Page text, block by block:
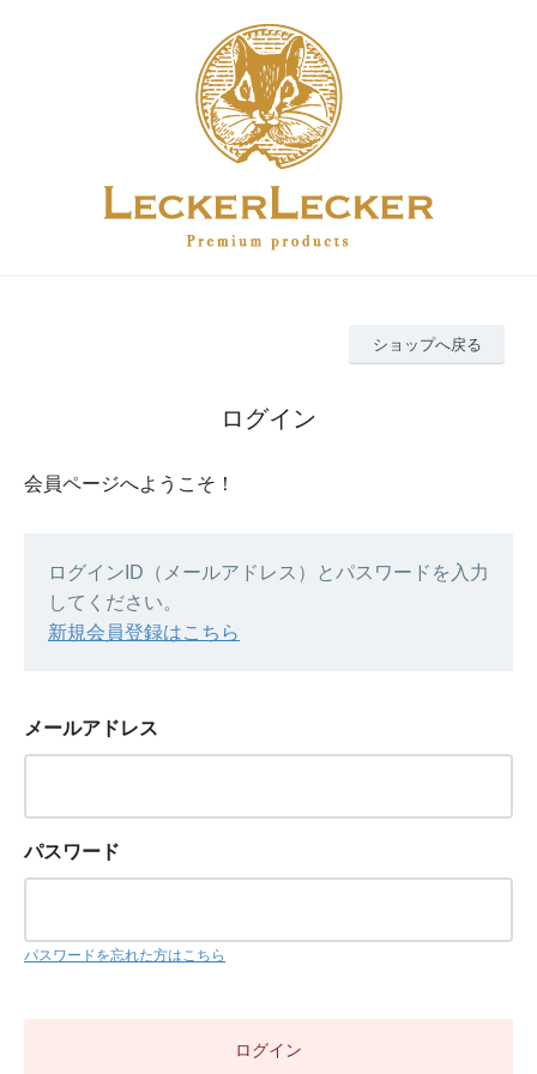
ショップへ戻る
ログイン
会員ページへようこそ！
ログインID（メールアドレス）とパスワードを入力
してください。
新規会員登録はこちら
メールアドレス
パスワード
パスワードを忘れた方はこちら